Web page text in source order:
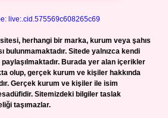
live:.cid.575569c608265c69
herhangi bir marka, kurum veya şahıs
bulunmamaktadır. Sitede yalnızca kendi
paylaşılmaktadır. Burada yer alan içerikler
olup, gerçek kurum ve kişiler hakkında
Gerçek kurum ve kişiler ile isim
Sitemizdeki bilgiler taslak
taşımazlar.